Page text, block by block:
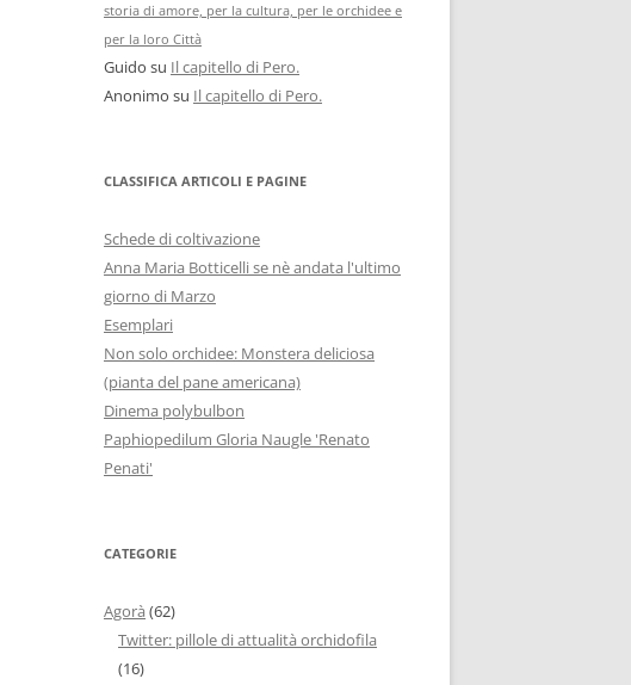
storia di amore, per la cultura, per le orchidee e
per la loro Città
Guido su Il capitello di Pero.
Anonimo su Il capitello di Pero.
CLASSIFICA ARTICOLI E PAGINE
Schede di coltivazione
Anna Maria Botticelli se nè andata l'ultimo
giorno di Marzo
Esemplari
Non solo orchidee: Monstera deliciosa
(pianta del pane americana)
Dinema polybulbon
Paphiopedilum Gloria Naugle 'Renato
Penati'
CATEGORIE
Agorà (62)
Twitter: pillole di attualità orchidofila
(16)